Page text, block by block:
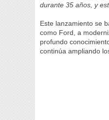
durante 35 años, y
Este lanzamiento se
como Ford, a
profundo
continúa ampliando